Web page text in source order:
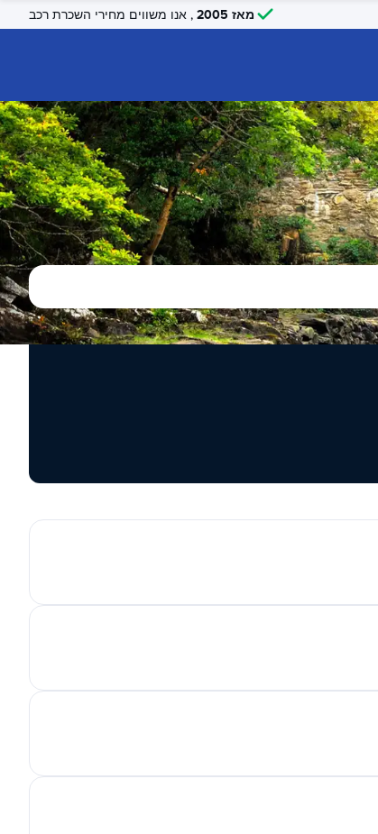
מאז 2005 , אנו משווים מחירי השכרת רכב